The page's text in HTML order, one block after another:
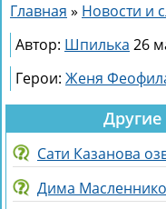
Главная » Новости и
Автор: Шпилька 26
Герои: Женя
Сати Казанова
Дима